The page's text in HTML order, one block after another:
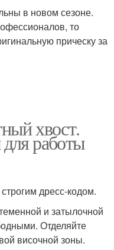
в новом сезоне.
то
прическу за
хвост.
работы
дресс-кодом.
и затылочной
Отделяйте
височной зоны.